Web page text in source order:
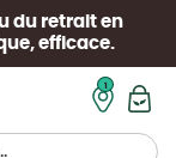
du retrait en
efficace.